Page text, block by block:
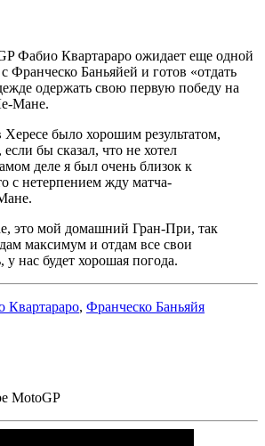
Фабио Квартараро ожидает еще одной
Франческо Баньяйей и готов «отдать
одержать свою первую победу на
Мане.
Хересе было хорошим результатом,
бы сказал, что не хотел
деле я был очень близок к
с нетерпением жду матча-
это мой домашний Гран-При, так
максимум и отдам все свои
нас будет хорошая погода.
Квартараро, Франческо Баньяйя
MotoGP